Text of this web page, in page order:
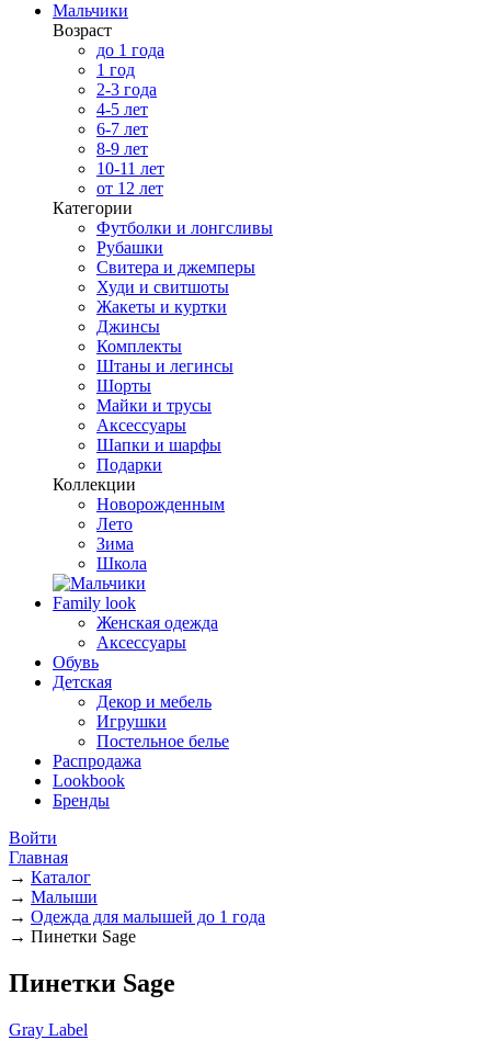
Мальчики
Возраст
до 1 года
1 год
2-3 года
4-5 лет
6-7 лет
8-9 лет
10-11 лет
от 12 лет
Категории
Футболки и лонгсливы
Рубашки
Свитера и джемперы
Худи и свитшоты
Жакеты и куртки
Джинсы
Комплекты
Штаны и легинсы
Шорты
Майки и трусы
Аксессуары
Шапки и шарфы
Подарки
Коллекции
Новорожденным
Лето
Зима
Школа
Family look
Женская одежда
Аксессуары
Обувь
Детская
Декор и мебель
Игрушки
Постельное белье
Распродажа
Lookbook
Бренды
Войти
Главная
→ Каталог
→ Малыши
→ Одежда для малышей до 1 года
→ Пинетки Sage
Пинетки Sage
Gray Label